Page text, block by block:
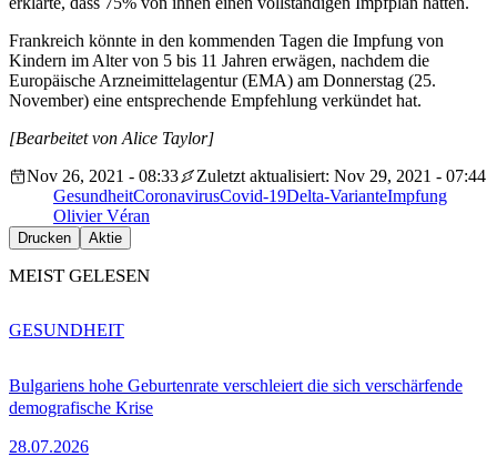
Frankreich könnte in den kommenden Tagen die Impfung von
Kindern im Alter von 5 bis 11 Jahren erwägen, nachdem die
Europäische Arzneimittelagentur (EMA) am Donnerstag (25.
November) eine entsprechende Empfehlung verkündet hat.
[Bearbeitet von Alice Taylor]
Nov 26, 2021 - 08:33
Zuletzt aktualisiert: Nov 29, 2021 - 07:44
GesundheitCoronavirusCovid-19Delta-VarianteImpfung
Olivier Véran
Drucken Aktie
MEIST GELESEN
Bulgariens hohe Geburtenrate verschleiert die sich verschärfende
demografische Krise
28.07.2026
GESUNDHEIT